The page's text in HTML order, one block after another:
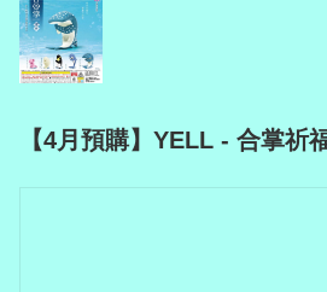
【4月預購】YELL - 合掌祈